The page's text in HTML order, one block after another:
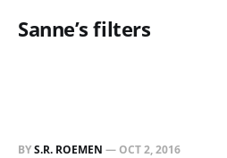
Sanne’s filters
BYS.R. ROEMEN — OCT 2, 2016